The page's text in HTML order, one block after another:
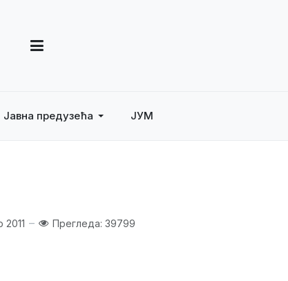
Јавна предузећа ЈУМ
Прегледа: 39799